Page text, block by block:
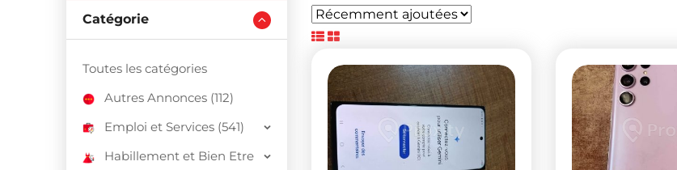
Catégorie
Toutes les catégories
Autres Annonces (112)
Emploi et Services (541)
Habillement et Bien Etre